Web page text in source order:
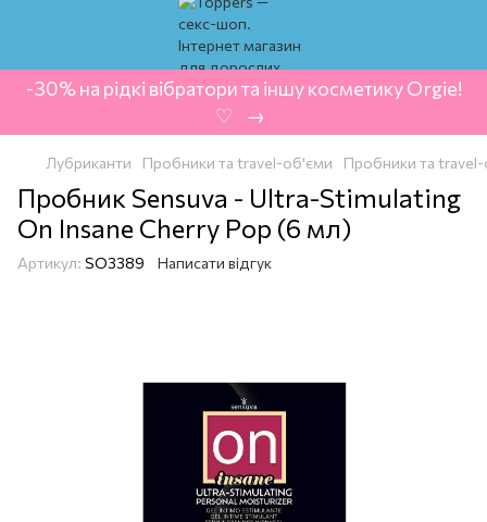
-30% на рідкі вібратори та іншу косметику Orgie!
‍ ♡ ‍ → ‍
Лубриканти Пробники та travel-об'єми Пробники та
Пробник Sensuva - Ultra-Stimulating
On Insane Cherry Pop (6 мл)
Артикул: SO3389 Написати відгук